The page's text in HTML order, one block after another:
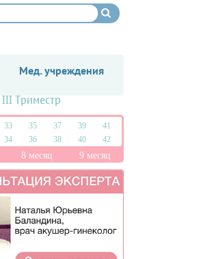
Мед. учреждения
III Триместр
33 35 37 39
41
34 36 38 40 42
8 месяц 9 месяц